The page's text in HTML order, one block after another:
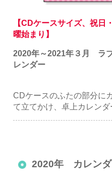
【CDケースサイズ、祝日
曜始まり】
2020年～2021年３月 ラ
レンダー
CDケースのふたの部分に
て立てかけ、卓上カレンダ
2020年 カレン